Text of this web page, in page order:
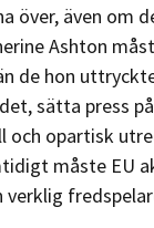
över, även om
Ashton
de hon
sätta press
och opartisk
måste EU